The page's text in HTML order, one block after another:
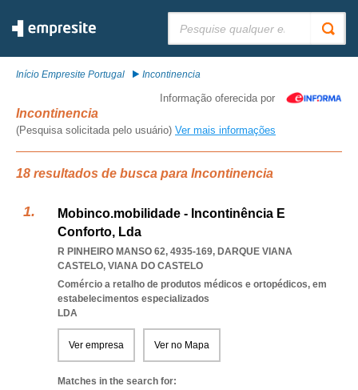
Início Empresite Portugal Incontinencia
Informação oferecida por
Incontinencia
(Pesquisa solicitada pelo usuário) Ver mais informações
18 resultados de busca para Incontinencia
Mobinco.mobilidade - Incontinência E
Conforto, Lda
R PINHEIRO MANSO 62, 4935-169, DARQUE VIANA
CASTELO, VIANA DO CASTELO
Comércio a retalho de produtos médicos e ortopédicos, em
estabelecimentos especializados
LDA
Ver empresa Ver no Mapa
Matches in the search for: